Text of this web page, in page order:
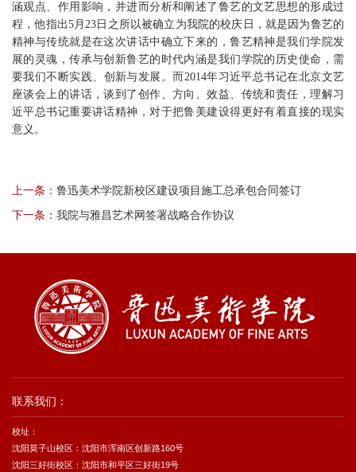
涵观点、作用影响，并进而分析和阐述了鲁艺的文艺思想的形成过
程，他指出5月23日之所以被确立为我院的校庆日，就是因为鲁艺的
精神与传统就是在这次讲话中确立下来的，鲁艺精神是我们学院发
展的灵魂，传承与创新鲁艺的时代内涵是我们学院的历史使命，需
要我们不断实践、创新与发展。而2014年习近平总书记在北京文艺
座谈会上的讲话，谈到了创作、方向、效益、传统和责任，理解习
近平总书记重要讲话精神，对于把鲁美建设得更好有着直接的现实
意义。
上一条： 鲁迅美术学院新校区建设项目施工总承包合同签订
下一条： 我院与雅昌艺术网签署战略合作协议
联系我们：
校址：
沈阳莫子山校区：沈阳市浑南区创新路160号
沈阳三好街校区：沈阳市和平区三好街19号